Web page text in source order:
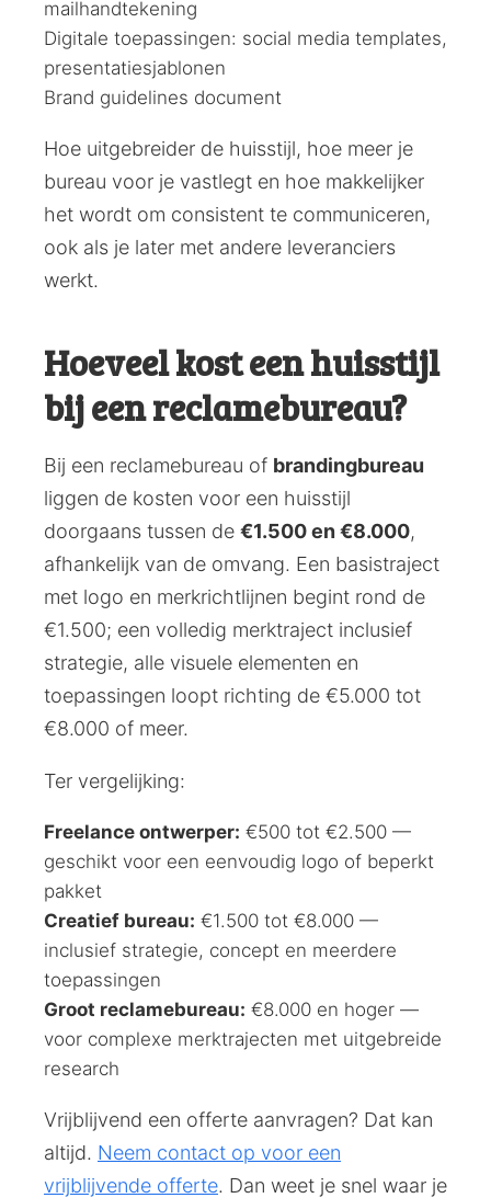
mailhandtekening
Digitale toepassingen: social media templates,
presentatiesjablonen
Brand guidelines document
Hoe uitgebreider de huisstijl, hoe meer je
bureau voor je vastlegt en hoe makkelijker
het wordt om consistent te communiceren,
ook als je later met andere leveranciers
werkt.
Hoeveel kost een huisstijl
bij een reclamebureau?
Bij een reclamebureau of brandingbureau
liggen de kosten voor een huisstijl
doorgaans tussen de €1.500 en €8.000,
afhankelijk van de omvang. Een basistraject
met logo en merkrichtlijnen begint rond de
€1.500; een volledig merktraject inclusief
strategie, alle visuele elementen en
toepassingen loopt richting de €5.000 tot
€8.000 of meer.
Ter vergelijking:
Freelance ontwerper: €500 tot €2.500 —
geschikt voor een eenvoudig logo of beperkt
pakket
Creatief bureau: €1.500 tot €8.000 —
inclusief strategie, concept en meerdere
toepassingen
Groot reclamebureau: €8.000 en hoger —
voor complexe merktrajecten met uitgebreide
research
Vrijblijvend een offerte aanvragen? Dat kan
altijd. Neem contact op voor een
vrijblijvende offerte. Dan weet je snel waar je